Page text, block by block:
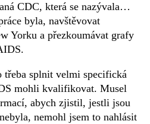
CDC, která se nazývala…
byla, navštěvovat
Yorku a přezkoumávat grafy
třeba splnit velmi specifická
mohli kvalifikovat. Musel
abych zjistil, jestli jsou
nemohl jsem to nahlásit